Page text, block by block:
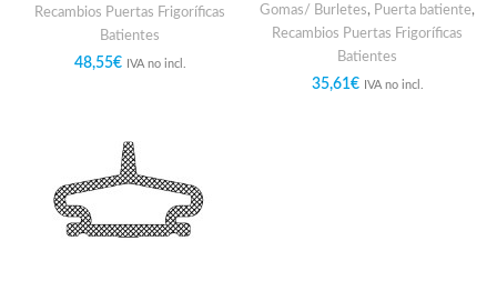
Recambios Puertas Frigoríficas
Batientes
48,55€ IVA no incl.
Gomas/ Burletes, Puerta batiente,
Recambios Puertas Frigoríficas
Batientes
35,61€ IVA no incl.